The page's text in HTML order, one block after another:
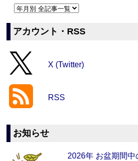
アカウント・RSS
X (Twitter)
RSS
お知らせ
2026年 お盆期間